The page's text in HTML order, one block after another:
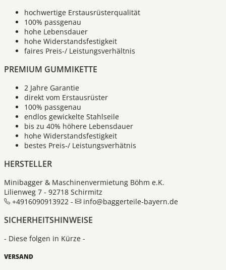
hochwertige Erstausrüsterqualität
100% passgenau
hohe Lebensdauer
hohe Widerstandsfestigkeit
faires Preis-/ Leistungsverhältnis
PREMIUM GUMMIKETTE
2 Jahre Garantie
direkt vom Erstausrüster
100% passgenau
endlos gewickelte Stahlseile
bis zu 40% höhere Lebensdauer
hohe Widerstandsfestigkeit
bestes Preis-/ Leistungsverhätnis
HERSTELLER
Minibagger & Maschinenvermietung Böhm e.K.
Lilienweg 7 - 92718 Schirmitz
+4916090913922 -
info@baggerteile-bayern.de
SICHERHEITSHINWEISE
- Diese folgen in Kürze -
VERSAND